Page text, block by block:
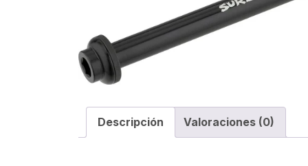
Descripción Valoraciones (0)